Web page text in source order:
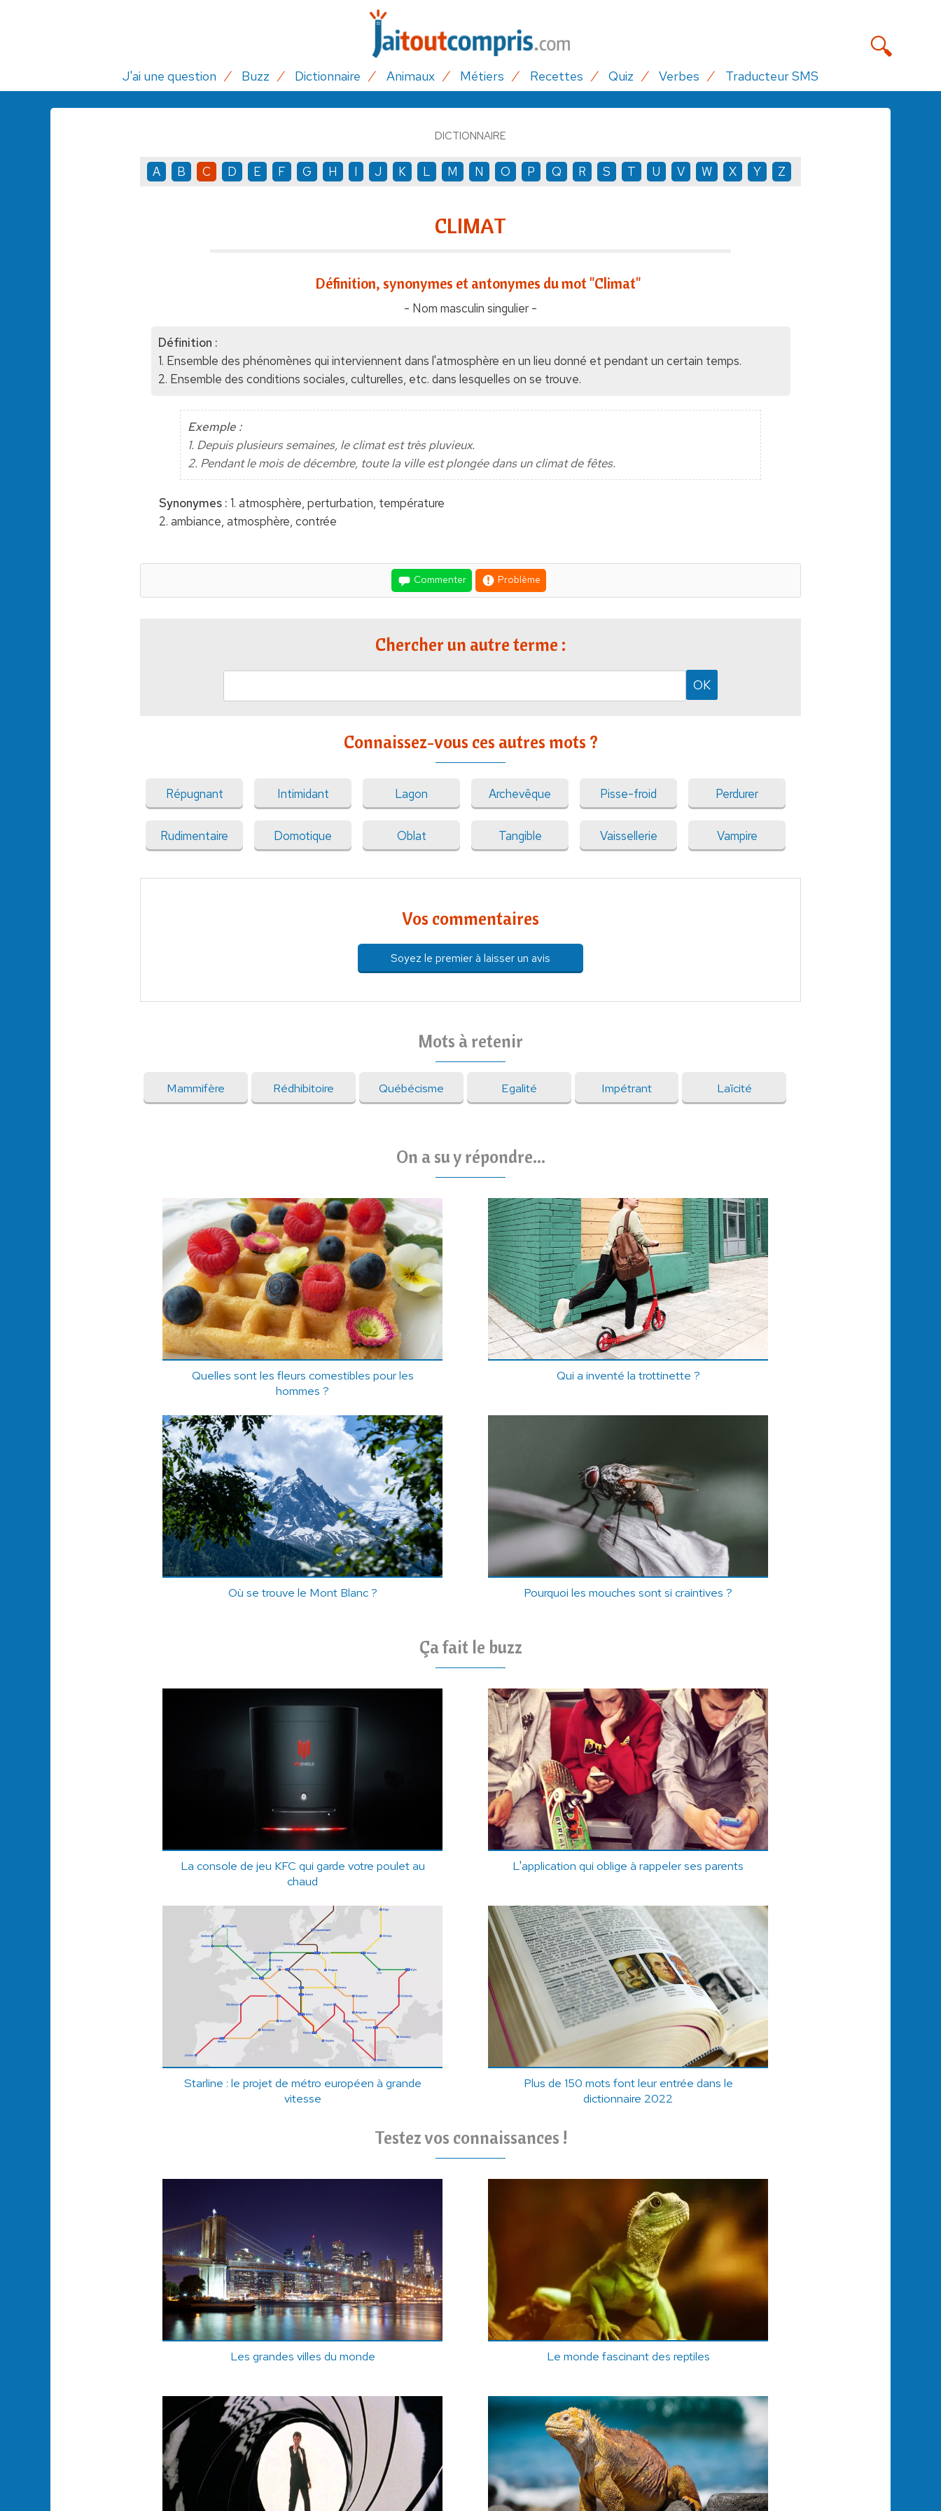
J'ai une question Buzz Dictionnaire Animaux Métiers Recettes Quiz Verbes Traducteur SMS
DICTIONNAIRE
A B C D E F G H I J K L M N O P Q R S T U V W X Y Z
CLIMAT
Définition, synonymes et antonymes du mot "Climat"
- Nom masculin singulier -
Définition :
1. Ensemble des phénomènes qui interviennent dans l'atmosphère en un lieu donné et pendant un certain temps.
2. Ensemble des conditions sociales, culturelles, etc. dans lesquelles on se trouve.
Exemple :
1. Depuis plusieurs semaines, le climat est très pluvieux.
2. Pendant le mois de décembre, toute la ville est plongée dans un climat de fêtes.
Synonymes : 1. atmosphère, perturbation, température
2. ambiance, atmosphère, contrée
Commenter Problème
Chercher un autre terme :
Connaissez-vous ces autres mots ?
Répugnant Intimidant Lagon Archevêque Pisse-froid Perdurer
Rudimentaire Domotique Oblat Tangible Vaissellerie Vampire
Vos commentaires
Soyez le premier à laisser un avis
Mots à retenir
Mammifère Rédhibitoire Québécisme Egalité Impétrant Laïcité
On a su y répondre...
Quelles sont les fleurs comestibles pour les
hommes ?
Qui a inventé la trottinette ?
Où se trouve le Mont Blanc ? Pourquoi les mouches sont si craintives ?
Ça fait le buzz
La console de jeu KFC qui garde votre poulet au
chaud
L'application qui oblige à rappeler ses parents
Starline : le projet de métro européen à grande
vitesse
Plus de 150 mots font leur entrée dans le
dictionnaire 2022
Testez vos connaissances !
Les grandes villes du monde Le monde fascinant des reptiles